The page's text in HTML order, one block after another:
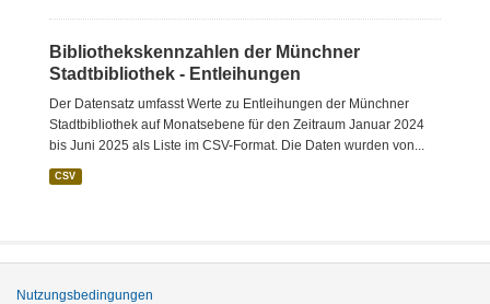
Bibliothekskennzahlen der Münchner
Stadtbibliothek - Entleihungen
Der Datensatz umfasst Werte zu Entleihungen der Münchner
Stadtbibliothek auf Monatsebene für den Zeitraum Januar 2024
bis Juni 2025 als Liste im CSV-Format. Die Daten wurden von...
CSV
Nutzungsbedingungen